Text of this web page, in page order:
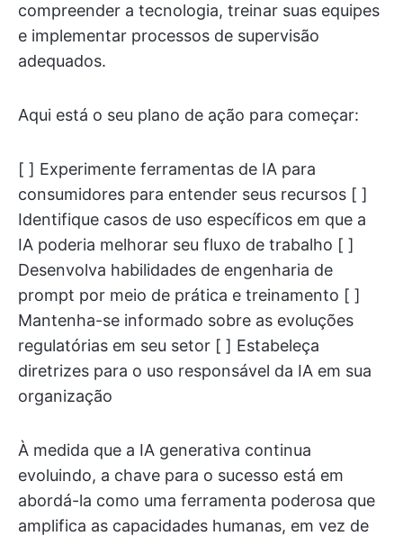
compreender a tecnologia, treinar suas equipes
e implementar processos de supervisão
adequados.
Aqui está o seu plano de ação para começar:
[ ] Experimente ferramentas de IA para
consumidores para entender seus recursos [ ]
Identifique casos de uso específicos em que a
IA poderia melhorar seu fluxo de trabalho [ ]
Desenvolva habilidades de engenharia de
prompt por meio de prática e treinamento [ ]
Mantenha-se informado sobre as evoluções
regulatórias em seu setor [ ] Estabeleça
diretrizes para o uso responsável da IA em sua
organização
À medida que a IA generativa continua
evoluindo, a chave para o sucesso está em
abordá-la como uma ferramenta poderosa que
amplifica as capacidades humanas, em vez de